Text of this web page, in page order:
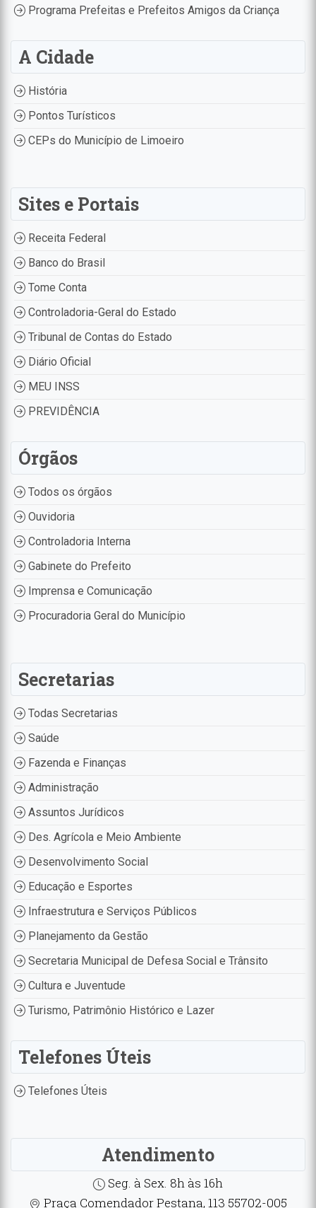
Programa Prefeitas e Prefeitos Amigos da Criança
A Cidade
História
Pontos Turísticos
CEPs do Município de Limoeiro
Sites e Portais
Receita Federal
Banco do Brasil
Tome Conta
Controladoria-Geral do Estado
Tribunal de Contas do Estado
Diário Oficial
MEU INSS
PREVIDÊNCIA
Órgãos
Todos os órgãos
Ouvidoria
Controladoria Interna
Gabinete do Prefeito
Imprensa e Comunicação
Procuradoria Geral do Município
Secretarias
Todas Secretarias
Saúde
Fazenda e Finanças
Administração
Assuntos Jurídicos
Des. Agrícola e Meio Ambiente
Desenvolvimento Social
Educação e Esportes
Infraestrutura e Serviços Públicos
Planejamento da Gestão
Secretaria Municipal de Defesa Social e Trânsito
Cultura e Juventude
Turismo, Patrimônio Histórico e Lazer
Telefones Úteis
Telefones Úteis
Atendimento
Seg. à Sex. 8h às 16h
Praça Comendador Pestana, 113 55702-005